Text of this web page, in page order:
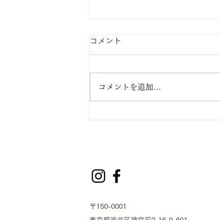
コメント
コメントを追加…
〒150-0001